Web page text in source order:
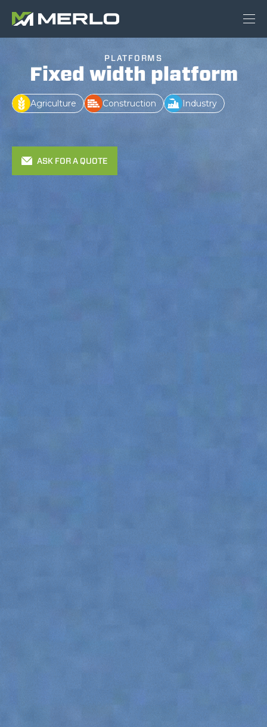
PLATFORMS
Fixed width platform
Agriculture Construction Industry
ASK FOR A QUOTE